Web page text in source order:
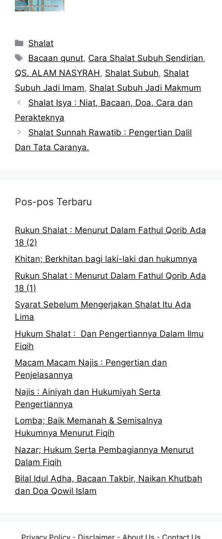
Kategori
Shalat
Tag
Bacaan qunut, Cara Shalat Subuh Sendirian,
QS. ALAM NASYRAH , Shalat Subuh, Shalat
Subuh Jadi Imam, Shalat Subuh Jadi Makmum
Shalat Isya : Niat, Bacaan, Doa, Cara dan
Perakteknya
Shalat Sunnah Rawatib : Pengertian Dalil
Dan Tata Caranya.
Pos-pos Terbaru
Rukun Shalat : Menurut Dalam Fathul Qorib Ada
18 (2)
Khitan; Berkhitan bagi laki-laki dan hukumnya
Rukun Shalat : Menurut Dalam Fathul Qorib Ada
18 (1)
Syarat Sebelum Mengerjakan Shalat Itu Ada
Lima
Hukum Shalat : Dan Pengertiannya Dalam Ilmu
Fiqih
Macam Macam Najis : Pengertian dan
Penjelasannya
Najis : Ainiyah dan Hukumiyah Serta
Pengertiannya
Lomba; Baik Memanah & Semisalnya
Hukumnya Menurut Fiqih
Nazar; Hukum Serta Pembagiannya Menurut
Dalam Fiqih
Bilal Idul Adha, Bacaan Takbir, Naikan Khutbah
dan Doa Qowil Islam